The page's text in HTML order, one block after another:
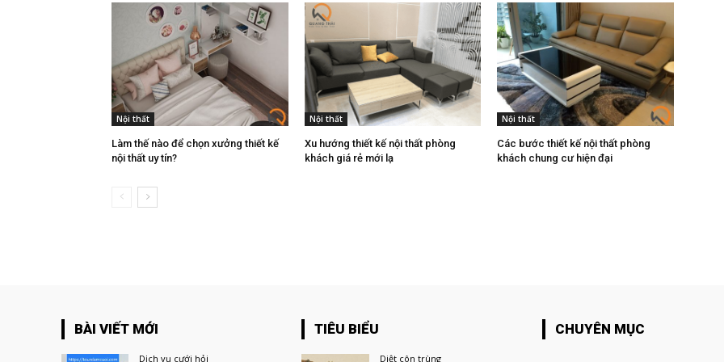
Nội thất
Làm thế nào để chọn xưởng thiết kế
nội thất uy tín?
Nội thất
Xu hướng thiết kế nội thất phòng
khách giá rẻ mới lạ
Nội thất
Các bước thiết kế nội thất phòng
khách chung cư hiện đại
BÀI VIẾT MỚI
Dịch vụ cưới hỏi
TIÊU BIỂU
Diệt côn trùng
CHUYÊN MỤC